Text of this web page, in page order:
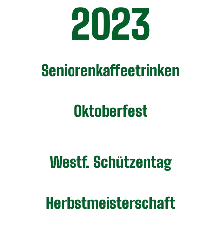
2023
Seniorenkaffeetrinken
Oktoberfest
Westf. Schützentag
Herbstmeisterschaft